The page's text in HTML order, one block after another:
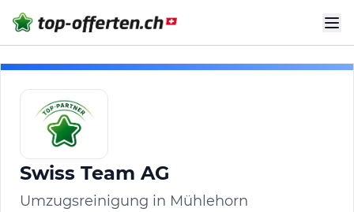
Swiss Team AG
Umzugsreinigung in Mühlehorn